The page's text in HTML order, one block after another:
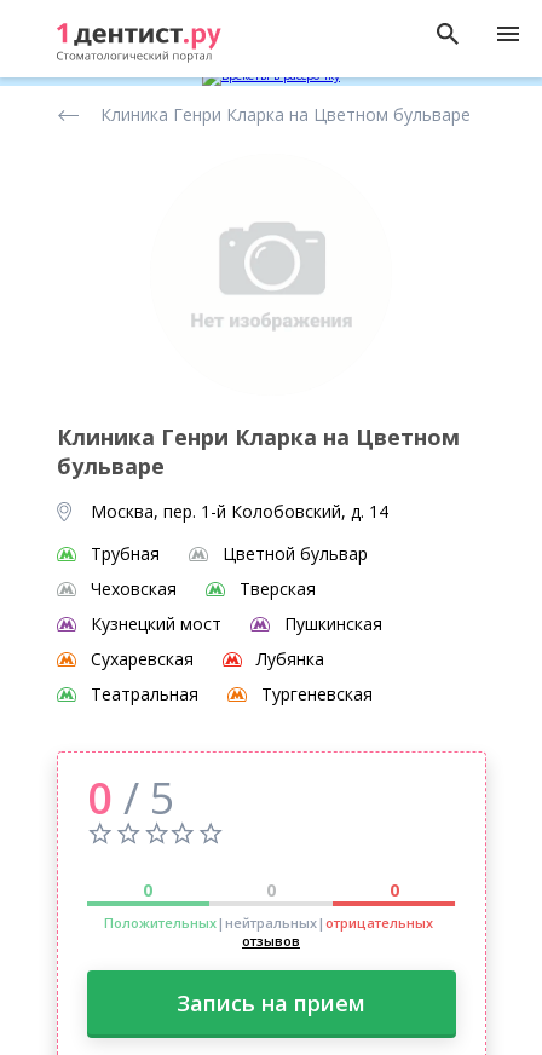
стоматологических
Клиника Генри Кларка на Цветном бульваре
Клиника Генри Кларка на Цветном
бульваре
Москва, пер. 1-й Колобовский, д. 14
Трубная
Цветной бульвар
Чеховская
Тверская
Кузнецкий мост
Пушкинская
Сухаревская
Лубянка
Театральная
Тургеневская
0 / 5
0 0 0
Положительных|нейтральных| отрицательных
отзывов
Запись на прием